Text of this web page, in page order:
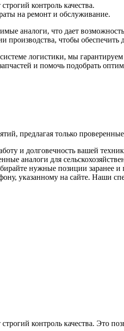
контроль качества.
на ремонт и обслуживание.
аналоги, что дает
чтобы обеспечить
логистики, мы
и помочь подобрать
предлагая только
и долговечность вашей
аналоги для
нужные позиции заранее и
указанному на сайте. Наши
контроль качества. Это